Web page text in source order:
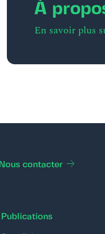
À
En savoir plus
Nous contacter
Publications